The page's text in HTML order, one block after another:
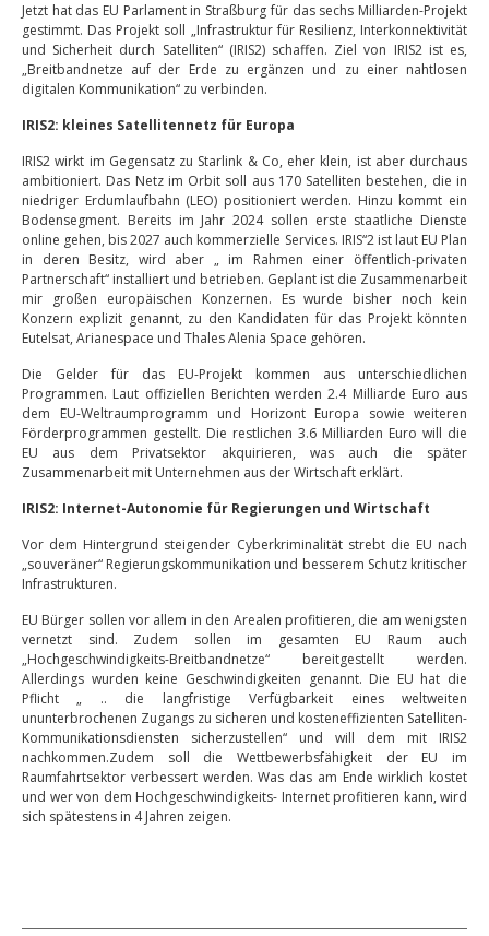
Jetzt hat das EU Parlament in Straßburg für das sechs Milliarden-Projekt
gestimmt. Das Projekt soll „Infrastruktur für Resilienz, Interkonnektivität
und Sicherheit durch Satelliten“ (IRIS2) schaffen. Ziel von IRIS2 ist es,
„Breitbandnetze auf der Erde zu ergänzen und zu einer nahtlosen
digitalen Kommunikation“ zu verbinden.
IRIS2: kleines Satellitennetz für Europa
IRIS2 wirkt im Gegensatz zu Starlink & Co, eher klein, ist aber durchaus
ambitioniert. Das Netz im Orbit soll aus 170 Satelliten bestehen, die in
niedriger Erdumlaufbahn (LEO) positioniert werden. Hinzu kommt ein
Bodensegment. Bereits im Jahr 2024 sollen erste staatliche Dienste
online gehen, bis 2027 auch kommerzielle Services. IRIS“2 ist laut EU Plan
in deren Besitz, wird aber „ im Rahmen einer öffentlich-privaten
Partnerschaft“ installiert und betrieben. Geplant ist die Zusammenarbeit
mir großen europäischen Konzernen. Es wurde bisher noch kein
Konzern explizit genannt, zu den Kandidaten für das Projekt könnten
Eutelsat, Arianespace und Thales Alenia Space gehören.
Die Gelder für das EU-Projekt kommen aus unterschiedlichen
Programmen. Laut offiziellen Berichten werden 2.4 Milliarde Euro aus
dem EU-Weltraumprogramm und Horizont Europa sowie weiteren
Förderprogrammen gestellt. Die restlichen 3.6 Milliarden Euro will die
EU aus dem Privatsektor akquirieren, was auch die später
Zusammenarbeit mit Unternehmen aus der Wirtschaft erklärt.
IRIS2: Internet-Autonomie für Regierungen und Wirtschaft
Vor dem Hintergrund steigender Cyberkriminalität strebt die EU nach
„souveräner“ Regierungskommunikation und besserem Schutz kritischer
Infrastrukturen.
EU Bürger sollen vor allem in den Arealen profitieren, die am wenigsten
vernetzt sind. Zudem sollen im gesamten EU Raum auch
„Hochgeschwindigkeits-Breitbandnetze“ bereitgestellt werden.
Allerdings wurden keine Geschwindigkeiten genannt. Die EU hat die
Pflicht „ .. die langfristige Verfügbarkeit eines weltweiten
ununterbrochenen Zugangs zu sicheren und kosteneffizienten Satelliten-
Kommunikationsdiensten sicherzustellen“ und will dem mit IRIS2
nachkommen.Zudem soll die Wettbewerbsfähigkeit der EU im
Raumfahrtsektor verbessert werden. Was das am Ende wirklich kostet
und wer von dem Hochgeschwindigkeits- Internet profitieren kann, wird
sich spätestens in 4 Jahren zeigen.